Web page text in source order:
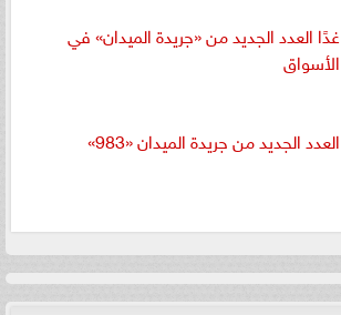
غدًا العدد الجديد من «جريدة الميدان» في
الأسواق
العدد الجديد من جريدة الميدان «983»